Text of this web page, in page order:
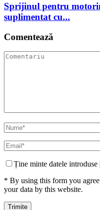
Sprijinul pentru
suplimentat cu...
Comentează
Ține minte datele
* By using this form you
your data by this website.